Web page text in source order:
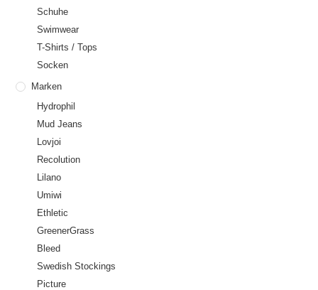
Schuhe
Swimwear
T-Shirts / Tops
Socken
Marken
Hydrophil
Mud Jeans
Lovjoi
Recolution
Lilano
Umiwi
Ethletic
GreenerGrass
Bleed
Swedish Stockings
Picture